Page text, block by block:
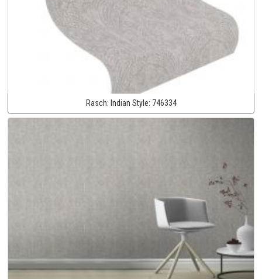
Rasch: Indian Style: 746334